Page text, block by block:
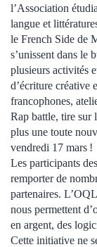
l’Association
langue et
le French Side de
s’unissent dans le
plusieurs activités
d’écriture créative
francophones,
Rap battle, tire sur
plus une toute
vendredi 17 mars !
Les participants
remporter de
partenaires.
nous permettent
en argent, des
Cette initiative ne